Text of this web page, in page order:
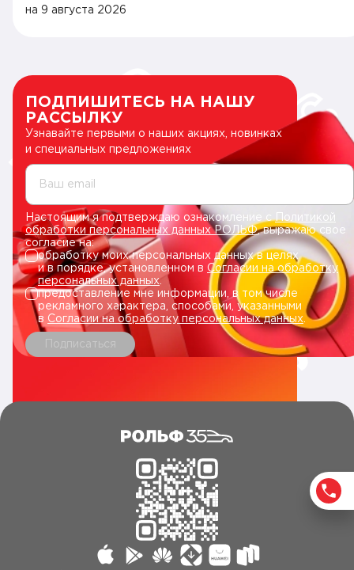
на 9 августа 2026
ПОДПИШИТЕСЬ НА НАШУ
РАССЫЛКУ
Узнавайте первыми о наших акциях, новинках
и специальных предложениях
Ваш email
Настоящим я подтверждаю ознакомление сПолитикой
обработки персональных данных РОЛЬФ, выражаю свое
согласие на:
обработку моих персональных данных в целях
и в порядке, установленном в Согласии на обработку
персональных данных.
предоставление мне информации, в том числе
рекламного характера, способами, указанными
в Согласии на обработку персональных данных
Подписаться